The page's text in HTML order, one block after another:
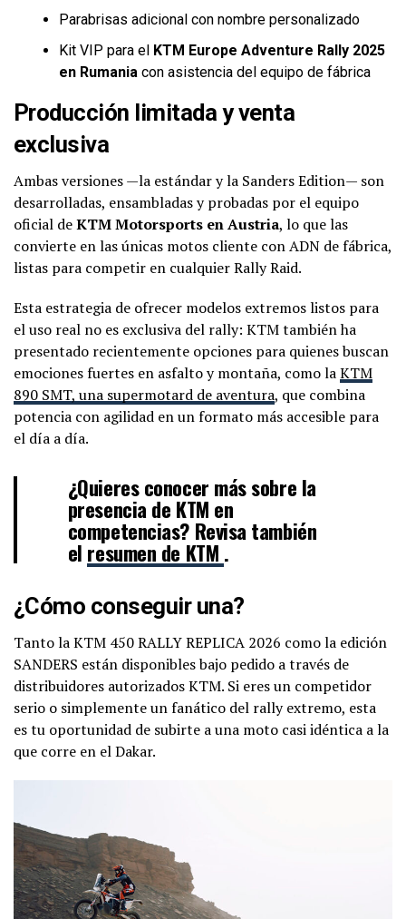
Parabrisas adicional con nombre personalizado
Kit VIP para el KTM Europe Adventure Rally 2025
en Rumania con asistencia del equipo de fábrica
Producción limitada y venta
exclusiva
Ambas versiones —la estándar y la Sanders Edition— son
desarrolladas, ensambladas y probadas por el equipo
oficial deKTM Motorsports en Austria, lo que las
convierte en las únicas motos cliente con ADN de fábrica,
listas para competir en cualquier Rally Raid.
Esta estrategia de ofrecer modelos extremos listos para
el uso real no es exclusiva del rally: KTM también ha
presentado recientemente opciones para quienes buscan
emociones fuertes en asfalto y montaña, como laKTM
890 SMT, una supermotard de aventura, que combina
potencia con agilidad en un formato más accesible para
el día a día.
¿Quieres conocer más sobre la
presencia de KTM en
competencias? Revisa también
el resumen de KTM .
¿Cómo conseguir una?
Tanto la KTM 450 RALLY REPLICA 2026 como la edición
SANDERS están disponibles bajo pedido a través de
distribuidores autorizados KTM. Si eres un competidor
serio o simplemente un fanático del rally extremo, esta
es tu oportunidad de subirte a una moto casi idéntica a la
que corre en el Dakar.